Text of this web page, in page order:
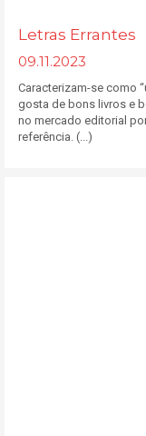
Letras Errantes
09.11.2023
Caracterizam-se como
gosta de bons livros e
no mercado editorial
referência. (...)